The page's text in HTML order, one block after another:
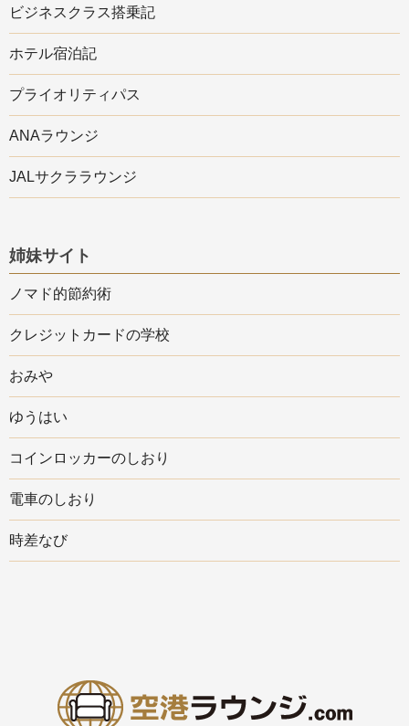
ビジネスクラス搭乗記
ホテル宿泊記
プライオリティパス
ANAラウンジ
JALサクララウンジ
姉妹サイト
ノマド的節約術
クレジットカードの学校
おみや
ゆうはい
コインロッカーのしおり
電車のしおり
時差なび